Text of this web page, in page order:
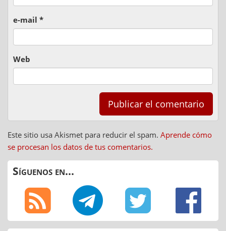
e-mail *
Web
Este sitio usa Akismet para reducir el spam. Aprende cómo
se procesan los datos de tus comentarios.
Síguenos en...